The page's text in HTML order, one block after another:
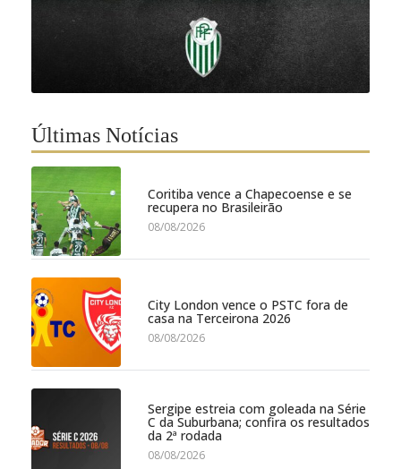
Últimas Notícias
Coritiba vence a Chapecoense e se
recupera no Brasileirão
08/08/2026
City London vence o PSTC fora de
casa na Terceirona 2026
08/08/2026
Sergipe estreia com goleada na Série
C da Suburbana; confira os resultados
da 2ª rodada
08/08/2026